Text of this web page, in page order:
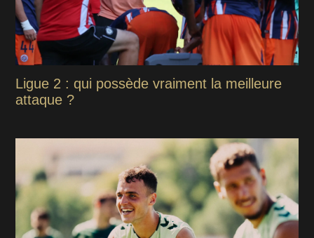
Ligue 2 : qui possède vraiment la meilleure
attaque ?